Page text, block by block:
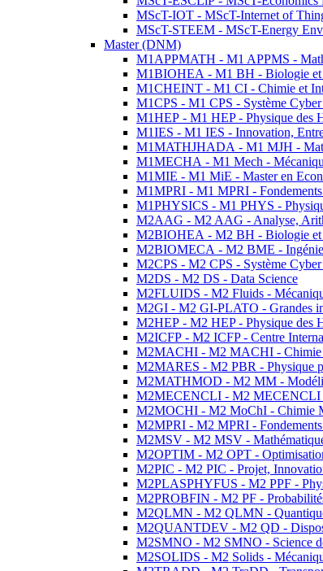
MScT-IOT - MScT-Internet of
MScT-STEEM - MScT-Energy
Master (DNM)
M1APPMATH - M1 APPMS -
M1BIOHEA - M1 BH - Biologie et
M1CHEINT - M1 CI - Chimie et
M1CPS - M1 CPS - Système
M1HEP - M1 HEP - Physique des
M1IES - M1 IES - Innovation,
M1MATHJHADA - M1 MJH -
M1MECHA - M1 Mech -
M1MIE - M1 MiE - Master en
M1MPRI - M1 MPRI -
M1PHYSICS - M1 PHYS -
M2AAG - M2 AAG - Analyse,
M2BIOHEA - M2 BH - Biologie et
M2BIOMECA - M2 BME -
M2CPS - M2 CPS - Système
M2DS - M2 DS - Data Science
M2FLUIDS - M2 Fluids -
M2GI - M2 GI-PLATO - Grandes
M2HEP - M2 HEP - Physique des
M2ICFP - M2 ICFP - Centre
M2MACHI - M2 MACHI - Chimie
M2MARES - M2 PBR - Physique
M2MATHMOD - M2 MM -
M2MECENCLI - M2 MECENCLI
M2MOCHI - M2 MoChI - Chimie
M2MPRI - M2 MPRI -
M2MSV - M2 MSV -
M2OPTIM - M2 OPT -
M2PIC - M2 PIC - Projet,
M2PLASPHYFUS - M2 PPF -
M2PROBFIN - M2 PF -
M2QLMN - M2 QLMN -
M2QUANTDEV - M2 QD -
M2SMNO - M2 SMNO - Science
M2SOLIDS - M2 Solids -